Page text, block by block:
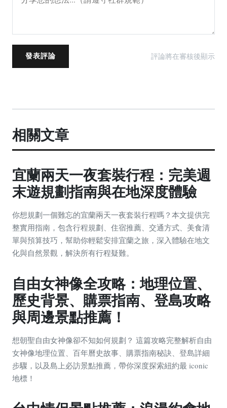
發表評論 評論將在審核後顯示
相關文章
宜蘭兩天一夜套裝行程：完美週
末遊規劃指南與在地深度體驗
你想規劃一個難忘的宜蘭兩天一夜套裝行程嗎？本文提供完
整實用指南，包含行程規劃、住宿推薦、交通方式、美食清
單與預算技巧，幫助你輕鬆安排宜蘭之旅，深入體驗在地文
化與自然景觀，解決所有行程疑難。
自由女神像全攻略：地理位置、
歷史背景、購票指南、登島攻略
與周邊景點推薦！
想朝聖自由女神像卻不知如何規劃？ 這篇攻略完整解析自由
女神像地理位置、百年曆史故事、購票指南秘訣、登島詳細
步驟，以及島上必訪景點推薦，帶你深度探索紐約最 iconic
地標！